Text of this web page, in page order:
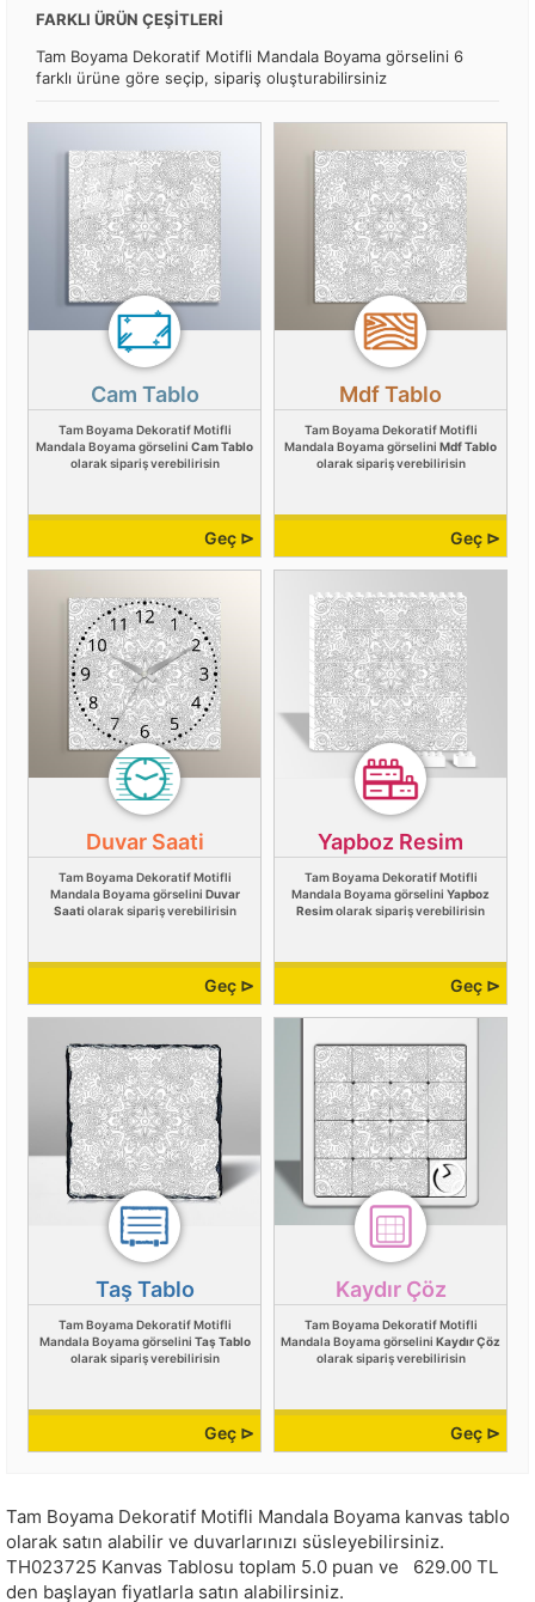
FARKLI ÜRÜN ÇEŞİTLERİ
Tam Boyama Dekoratif Motifli Mandala Boyama görselini 6
farklı ürüne göre seçip, sipariş oluşturabilirsiniz
Cam Tablo
Tam Boyama Dekoratif Motifli
Mandala Boyama görselini Cam Tablo
olarak sipariş verebilirisin
Geç ⊳
Mdf Tablo
Tam Boyama Dekoratif Motifli
Mandala Boyama görselini Mdf Tablo
olarak sipariş verebilirisin
Geç ⊳
Duvar Saati
Tam Boyama Dekoratif Motifli
Mandala Boyama görselini Duvar
Saati olarak sipariş verebilirisin
Geç ⊳
Yapboz Resim
Tam Boyama Dekoratif Motifli
Mandala Boyama görselini Yapboz
Resimolarak sipariş verebilirisin
Geç ⊳
Taş Tablo
Tam Boyama Dekoratif Motifli
Mandala Boyama görselini Taş Tablo
olarak sipariş verebilirisin
Geç ⊳
Kaydır Çöz
Tam Boyama Dekoratif Motifli
Mandala Boyama görselini Kaydır Çöz
olarak sipariş verebilirisin
Geç ⊳
Tam Boyama Dekoratif Motifli Mandala Boyama kanvas tablo
olarak satın alabilir ve duvarlarınızı süsleyebilirsiniz.
TH023725 Kanvas Tablosu toplam 5.0 puan ve 629.00 TL
den başlayan fiyatlarla satın alabilirsiniz.